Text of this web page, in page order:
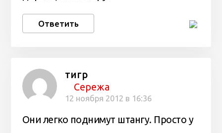
Ответить
тигр
Сережа
12 ноября 2012 в 16:36
Они легко поднимут штангу. Просто у